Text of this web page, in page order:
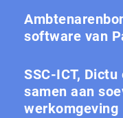
software van
SSC-ICT, Dictu
samen aan
werkomgeving